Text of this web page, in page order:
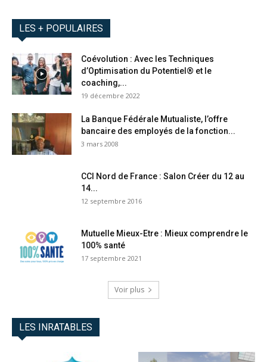
LES + POPULAIRES
Coévolution : Avec les Techniques
d’Optimisation du Potentiel® et le
coaching,...
19 décembre 2022
La Banque Fédérale Mutualiste, l’offre
bancaire des employés de la fonction...
3 mars 2008
CCI Nord de France : Salon Créer du 12 au
14...
12 septembre 2016
Mutuelle Mieux-Etre : Mieux comprendre le
100% santé
17 septembre 2021
Voir plus
LES INRATABLES